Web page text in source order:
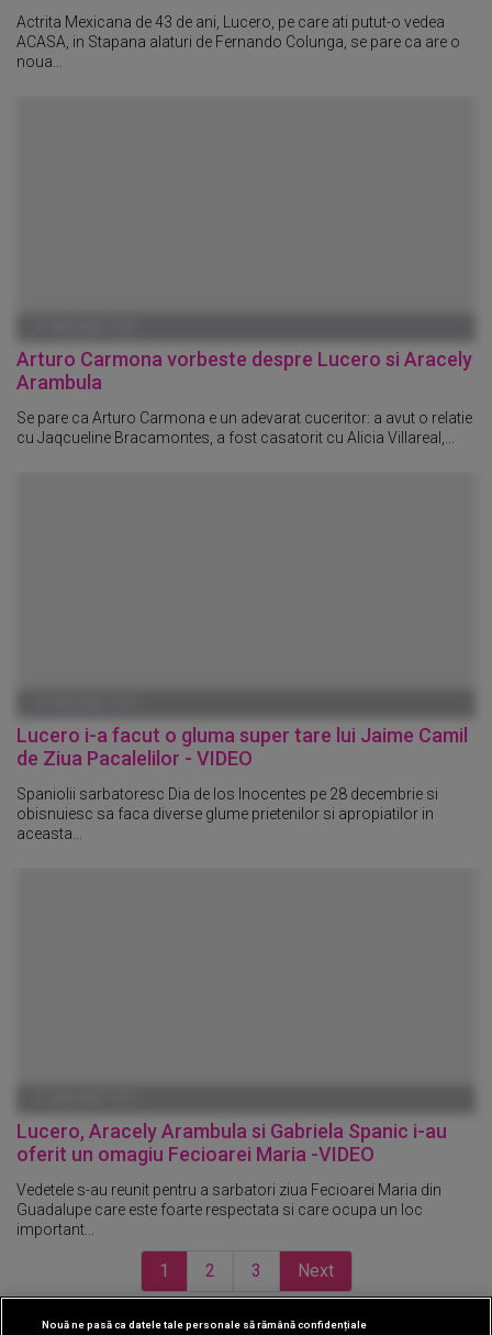
Actrita Mexicana de 43 de ani, Lucero, pe care ati putut-o vedea
ACASA, in Stapana alaturi de Fernando Colunga, se pare ca are o
noua...
Arturo Carmona vorbeste despre Lucero si Aracely
Arambula
Se pare ca Arturo Carmona e un adevarat cuceritor: a avut o relatie
cu Jaqcueline Bracamontes, a fost casatorit cu Alicia Villareal,...
Lucero i-a facut o gluma super tare lui Jaime Camil
de Ziua Pacalelilor - VIDEO
Spaniolii sarbatoresc Dia de los Inocentes pe 28 decembrie si
obisnuiesc sa faca diverse glume prietenilor si apropiatilor in
aceasta...
Lucero, Aracely Arambula si Gabriela Spanic i-au
oferit un omagiu Fecioarei Maria -VIDEO
Vedetele s-au reunit pentru a sarbatori ziua Fecioarei Maria din
Guadalupe care este foarte respectata si care ocupa un loc
important...
1 2 3 Next
Nouă ne pasă ca datele tale personale să rămână confidențiale